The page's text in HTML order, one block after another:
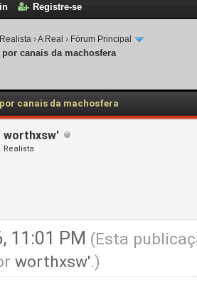
Registre-se
›A Real › Fórum Principal
canais da machosfera
canais da machosfera
worthxsw'
Realista
11:01 PM (Esta
worthxsw'.)